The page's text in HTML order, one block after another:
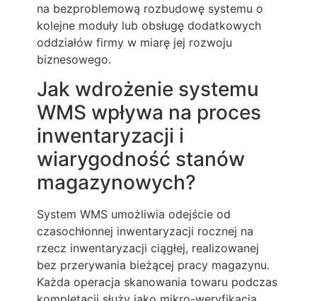
na bezproblemową rozbudowę systemu o
kolejne moduły lub obsługę dodatkowych
oddziałów firmy w miarę jej rozwoju
biznesowego.
Jak wdrożenie systemu
WMS wpływa na proces
inwentaryzacji i
wiarygodność stanów
magazynowych?
System WMS umożliwia odejście od
czasochłonnej inwentaryzacji rocznej na
rzecz inwentaryzacji ciągłej, realizowanej
bez przerywania bieżącej pracy magazynu.
Każda operacja skanowania towaru podczas